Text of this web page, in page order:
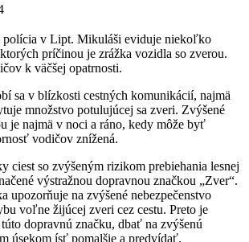
v Lipt. Mikuláši eviduje niekoľko
príčinou je zrážka vozidla so zverou.
k väčšej opatrnosti.
sa v blízkosti cestných komunikácií, najmä
množstvo potulujúcej sa zveri. Zvýšené
je najmä v noci a ráno, kedy môže byť
vodičov znížená.
ciest so zvýšeným rizikom prebiehania lesnej
výstražnou dopravnou značkou „Zver“.
upozorňuje na zvýšené nebezpečenstvo
voľne žijúcej zveri cez cestu. Preto je
dopravnú značku, dbať na zvýšenú
úsekom ísť pomalšie a predvídať.